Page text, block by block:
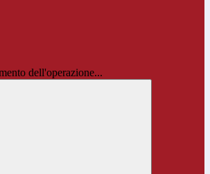
dell'operazione...